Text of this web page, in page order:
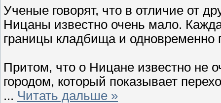
Ученые говорят, что в отличие от
Ницаны известно очень мало.
границы кладбища и одновременно
Притом, что о Ницане известно не
городом, который показывает
... Читать дальше »